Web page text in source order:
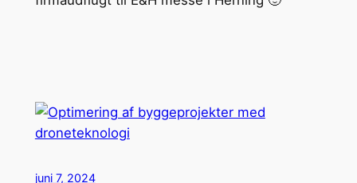
juni 7, 2024